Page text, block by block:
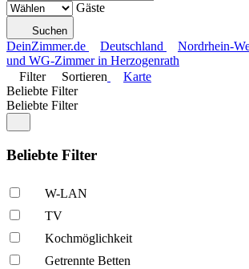
Gäste
Suchen
DeinZimmer.de Deutschland Nordrhein-
und WG-Zimmer in Herzogenrath
Filter
Sortieren
Karte
Beliebte Filter
Beliebte Filter
Beliebte Filter
W-LAN
TV
Kochmöglich­keit
Getrennte Betten